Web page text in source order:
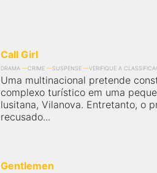
Call Girl
DRAMA CRIME SUSPENSE VERIFIQUE A
Uma multinacional pretende
complexo turístico em uma
lusitana, Vilanova. Entretanto, o
recusado...
Gentlemen